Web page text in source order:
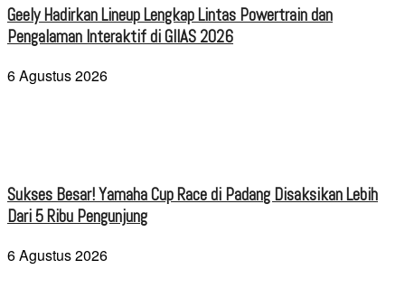
Geely Hadirkan Lineup Lengkap Lintas Powertrain dan
Pengalaman Interaktif di GIIAS 2026
6 Agustus 2026
Sukses Besar! Yamaha Cup Race di Padang Disaksikan Lebih
Dari 5 Ribu Pengunjung
6 Agustus 2026